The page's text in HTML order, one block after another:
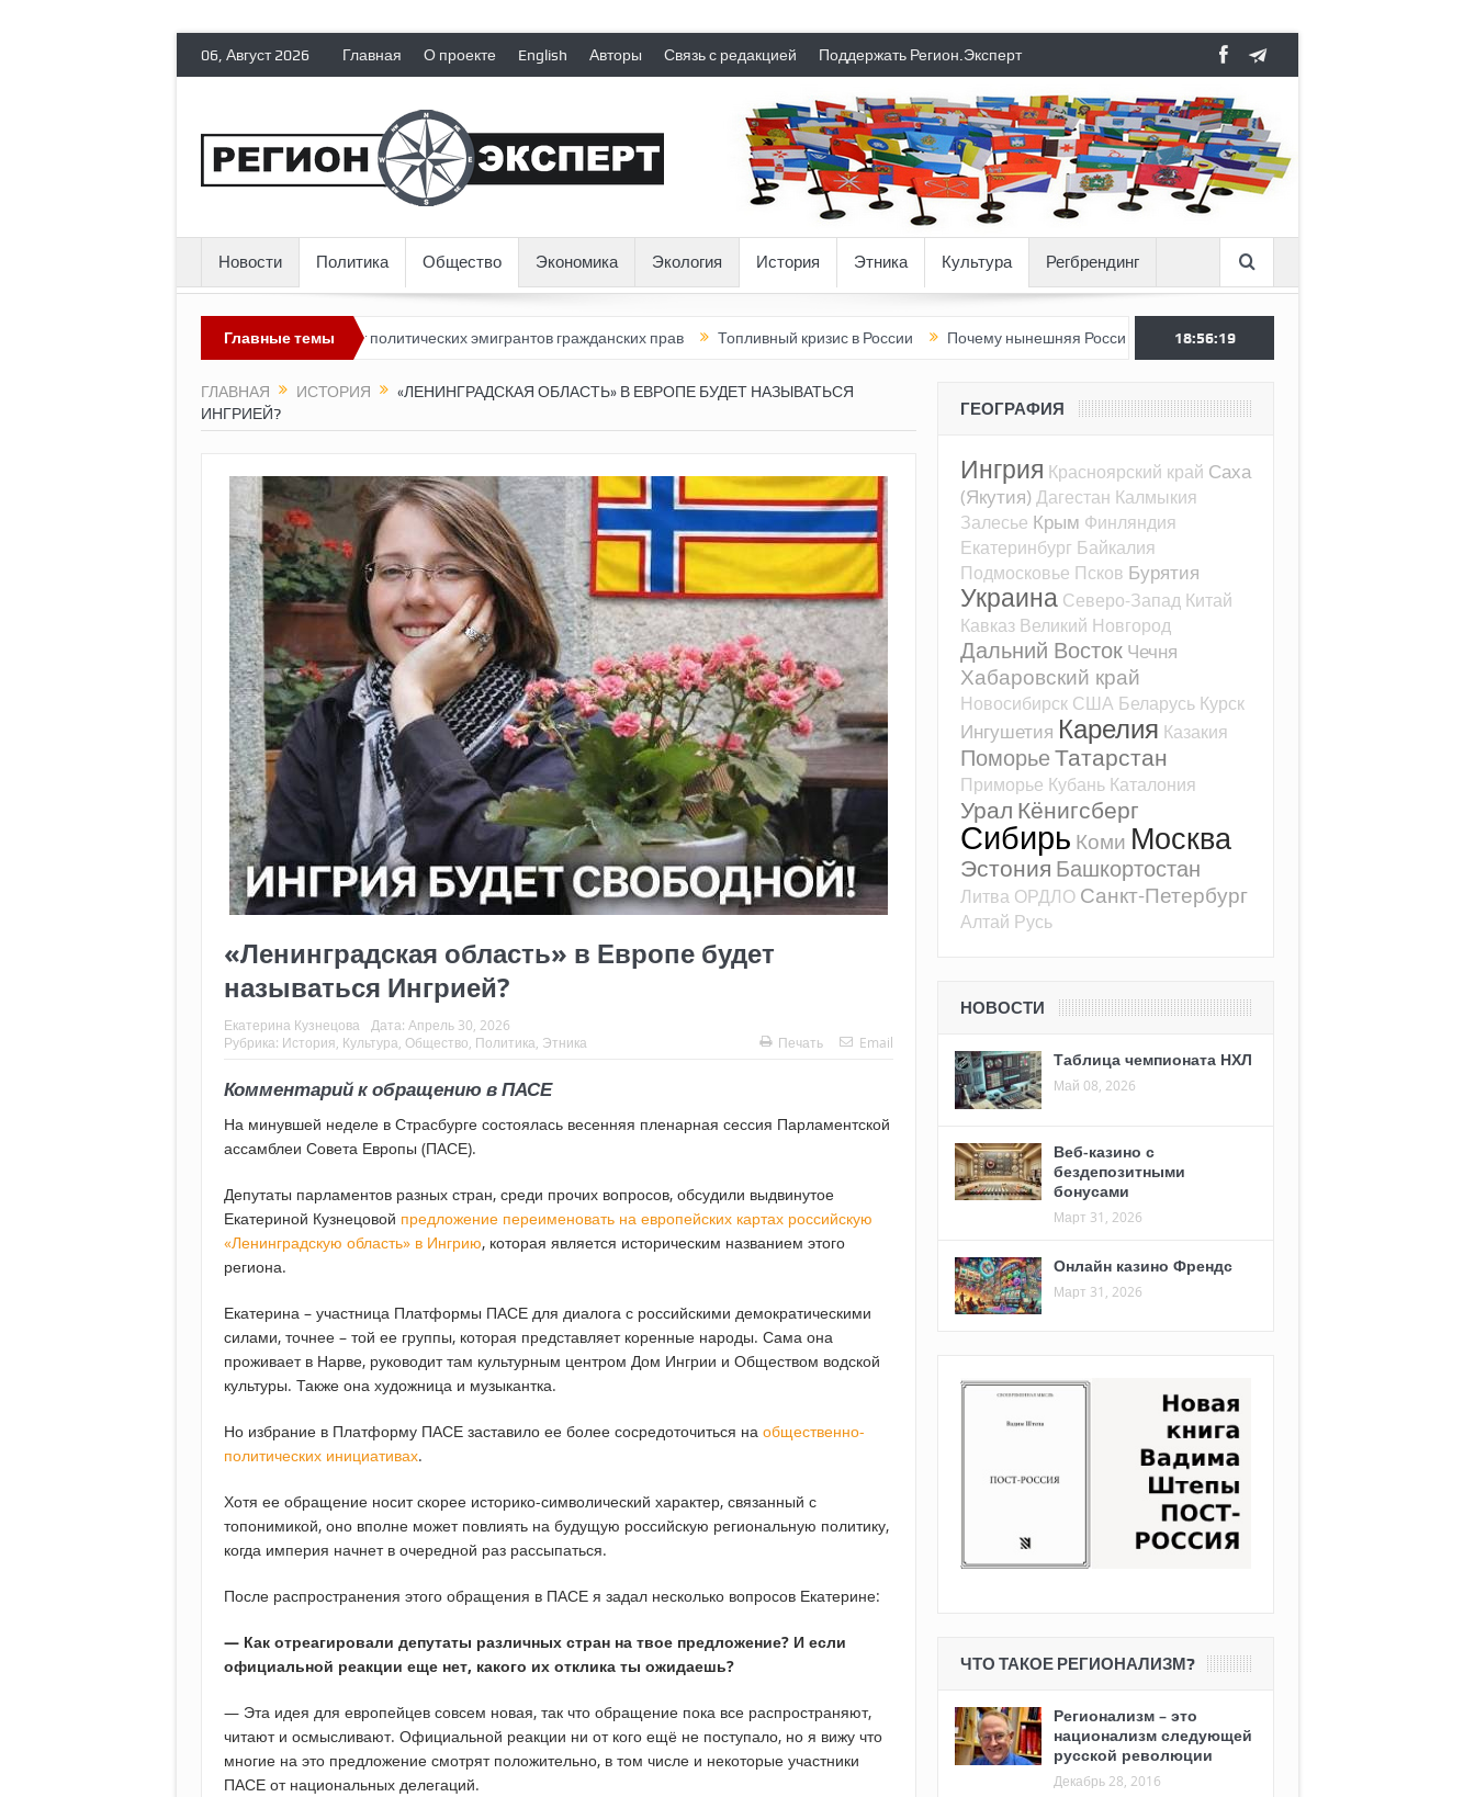
06, Август 2026 Главная О проекте English Авторы Связь с редакцией Поддержать Регион.Эксперт
Новости Политика Общество Экономика Экология История Этника Культура Регбрендинг
Главные темы
Россия лишает политических эмигрантов гражданских прав Топливный кризис в России Почему нынешняя Россия стала хуже, чем СССР?
18:56:20
ГЛАВНАЯ ИСТОРИЯ
«ЛЕНИНГРАДСКАЯ ОБЛАСТЬ» В ЕВРОПЕ БУДЕТ НАЗЫВАТЬСЯ
ИНГРИЕЙ?
«Ленинградская область» в Европе будет
называться Ингрией?
Екатерина Кузнецова Дата: Апрель 30, 2026
Рубрика: История Культура Общество Политика Этника Печать Email
Комментарий к обращению в ПАСЕ
На минувшей неделе в Страсбурге состоялась весенняя пленарная сессия Парламентской
ассамблеи Совета Европы (ПАСЕ).
Депутаты парламентов разных стран, среди прочих вопросов, обсудили выдвинутое
Екатериной Кузнецовой предложение переименовать на европейских картах российскую
«Ленинградскую область» в Ингрию, которая является историческим названием этого
региона.
Екатерина – участница Платформы ПАСЕ для диалога с российскими демократическими
силами, точнее – той ее группы, которая представляет коренные народы. Сама она
проживает в Нарве, руководит там культурным центром Дом Ингрии и Обществом водской
культуры. Также она художница и музыкантка.
Но избрание в Платформу ПАСЕ заставило ее более сосредоточиться на общественно-
политических инициативах.
Хотя ее обращение носит скорее историко-символический характер, связанный с
топонимикой, оно вполне может повлиять на будущую российскую региональную политику,
когда империя начнет в очередной раз рассыпаться.
После распространения этого обращения в ПАСЕ я задал несколько вопросов Екатерине:
— Как отреагировали депутаты различных стран на твое предложение? И если
официальной реакции еще нет, какого их отклика ты ожидаешь?
— Эта идея для европейцев совсем новая, так что обращение пока все распространяют,
читают и осмысливают. Официальной реакции ни от кого ещё не поступало, но я вижу что
многие на это предложение смотрят положительно, в том числе и некоторые участники
ПАСЕ от национальных делегаций.
ГЕОГРАФИЯ
Ингрия Красноярский край Саха
(Якутия) Дагестан Калмыкия
Залесье Крым Финляндия
Екатеринбург Байкалия
Подмосковье Псков Бурятия
Украина Северо-Запад Китай
Кавказ Великий Новгород
Дальний Восток Чечня
Хабаровский край
Новосибирск США Беларусь Курск
Ингушетия Карелия Казакия
ПоморьеТатарстан
Приморье Кубань Каталония
Урал Кёнигсберг
Сибирь Коми Москва
Эстония Башкортостан
Литва ОРДЛО Санкт-Петербург
Алтай Русь
НОВОСТИ
Таблица чемпионата НХЛ
Май 08, 2026
Веб-казино с
бездепозитными
бонусами
Март 31, 2026
Онлайн казино Френдс
Март 31, 2026
ЧТО ТАКОЕ РЕГИОНАЛИЗМ?
Регионализм – это
национализм следующей
русской революции
Декабрь 28, 2016